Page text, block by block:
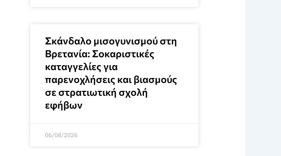
Σκάνδαλο μισογυνισμού στη
Βρετανία: Σοκαριστικές
καταγγελίες για
παρενοχλήσεις και βιασμούς
σε στρατιωτική σχολή
εφήβων
06/08/2026